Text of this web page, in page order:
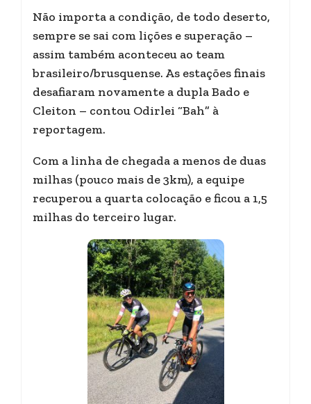
Não importa a condição, de todo deserto,
sempre se sai com lições e superação –
assim também aconteceu ao team
brasileiro/brusquense. As estações finais
desafiaram novamente a dupla Bado e
Cleiton – contou Odirlei “Bah” à
reportagem.
Com a linha de chegada a menos de duas
milhas (pouco mais de 3km), a equipe
recuperou a quarta colocação e ficou a 1,5
milhas do terceiro lugar.